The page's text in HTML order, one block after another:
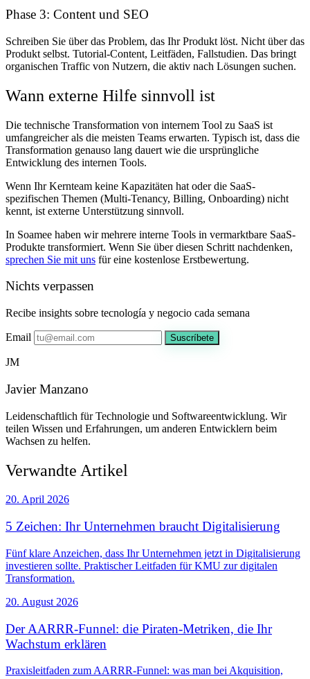
Phase 3: Content und SEO
Schreiben Sie über das Problem, das Ihr Produkt löst. Nicht über das
Produkt selbst. Tutorial-Content, Leitfäden, Fallstudien. Das bringt
organischen Traffic von Nutzern, die aktiv nach Lösungen suchen.
Wann externe Hilfe sinnvoll ist
Die technische Transformation von internem Tool zu SaaS ist
umfangreicher als die meisten Teams erwarten. Typisch ist, dass die
Transformation genauso lang dauert wie die ursprüngliche
Entwicklung des internen Tools.
Wenn Ihr Kernteam keine Kapazitäten hat oder die SaaS-
spezifischen Themen (Multi-Tenancy, Billing, Onboarding) nicht
kennt, ist externe Unterstützung sinnvoll.
In Soamee haben wir mehrere interne Tools in vermarktbare SaaS-
Produkte transformiert. Wenn Sie über diesen Schritt nachdenken,
sprechen Sie mit uns für eine kostenlose Erstbewertung.
Nichts verpassen
Recibe insights sobre tecnología y negocio cada semana
Email Suscríbete
JM
Javier Manzano
Leidenschaftlich für Technologie und Softwareentwicklung. Wir
teilen Wissen und Erfahrungen, um anderen Entwicklern beim
Wachsen zu helfen.
Verwandte Artikel
20. April 2026
5 Zeichen: Ihr Unternehmen braucht Digitalisierung
Fünf klare Anzeichen, dass Ihr Unternehmen jetzt in Digitalisierung
investieren sollte. Praktischer Leitfaden für KMU zur digitalen
Transformation.
20. August 2026
Der AARRR-Funnel: die Piraten-Metriken, die Ihr
Wachstum erklären
Praxisleitfaden zum AARRR-Funnel: was man bei Akquisition,